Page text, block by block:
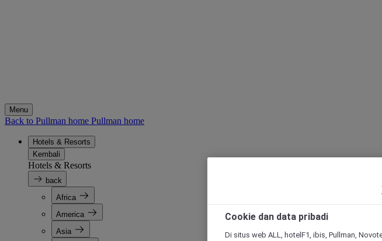
Menu
Back to Pullman home Pullman home
Hotels & Resorts
Kembali
Hotels & Resorts
back
Africa
America
Asia
Cookie dan data pribadi
Di situs web ALL, hotelF1, ibis, Pullman,